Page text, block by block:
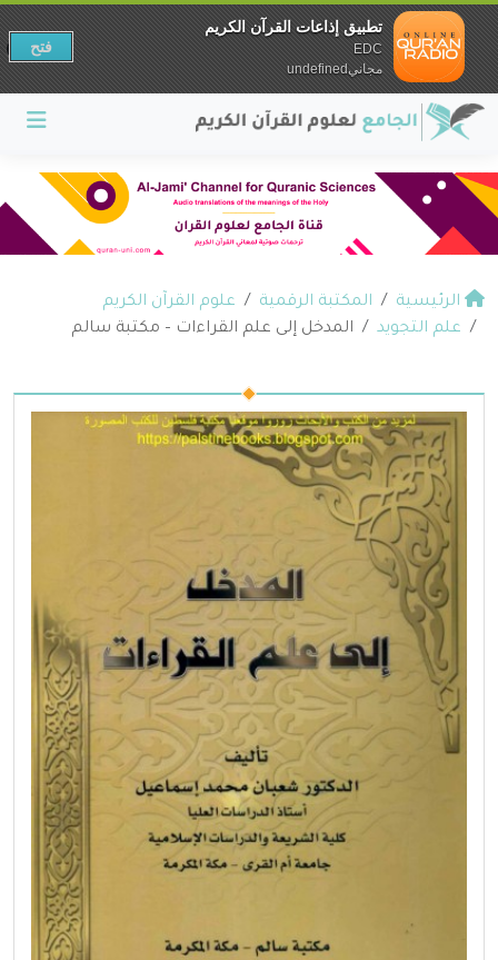
الرئيسية المكتبة الرقمية
علوم القرآن الكريم
علم التجويد
المدخل إلى علم القراءات – مكتبة سالم
تطبيق إذاعات القرآن الكريم
EDC
مجانيundefined
فتح